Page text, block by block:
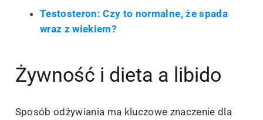
Testosteron: Czy to normalne, że spada
wraz z wiekiem?
Żywność i dieta a libido
Sposób odżywiania ma kluczowe znaczenie dla